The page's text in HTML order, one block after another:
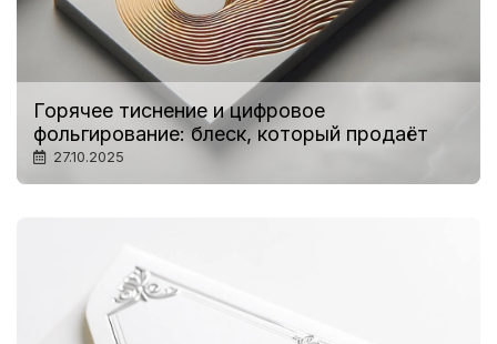
Горячее тиснение и цифровое
фольгирование: блеск, который продаёт
27.10.2025